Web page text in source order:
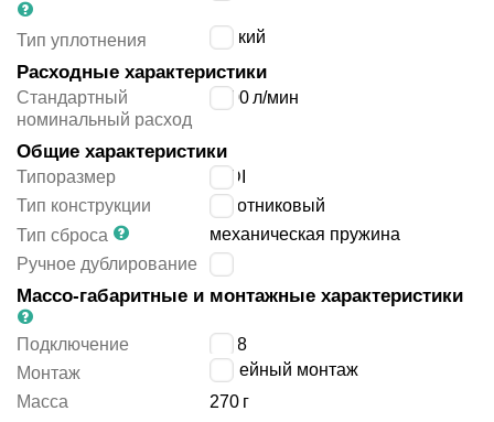
Тип уплотнения мягкий
Расходные характеристики
Стандартный
номинальный расход
3200 л/мин
Общие характеристики
Типоразмер
MIDI
Тип конструкции
золотниковый
Тип сброса
механическая пружина
Ручное дублирование
Массо-габаритные и монтажные характеристики
Подключение
G3/8
Монтаж
линейный монтаж
Масса
270 г